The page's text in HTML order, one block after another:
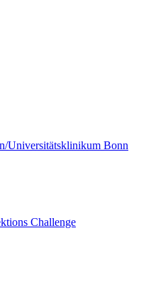
Universitätsklinikum Bonn
Challenge